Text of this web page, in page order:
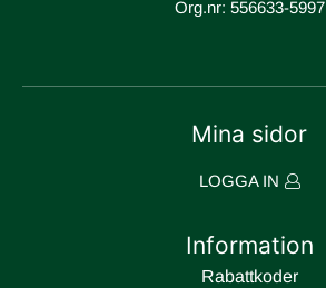
Org.nr: 556633-5997
Mina sidor
LOGGA IN
Information
Rabattkoder